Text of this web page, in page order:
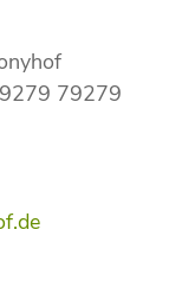
79279